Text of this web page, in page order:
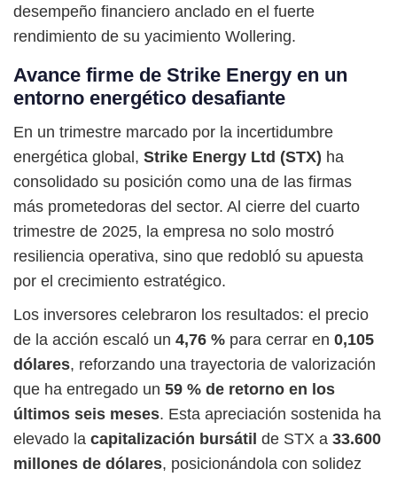
desempeño financiero anclado en el fuerte
rendimiento de su yacimiento Wollering.
Avance firme de Strike Energy en un
entorno energético desafiante
En un trimestre marcado por la incertidumbre
energética global, Strike Energy Ltd (STX) ha
consolidado su posición como una de las firmas
más prometedoras del sector. Al cierre del cuarto
trimestre de 2025, la empresa no solo mostró
resiliencia operativa, sino que redobló su apuesta
por el crecimiento estratégico.
Los inversores celebraron los resultados: el precio
de la acción escaló un 4,76 % para cerrar en 0,105
dólares, reforzando una trayectoria de valorización
que ha entregado un 59 % de retorno en los
últimos seis meses. Esta apreciación sostenida ha
elevado la capitalización bursátil de STX a 33.600
millones de dólares, posicionándola con solidez